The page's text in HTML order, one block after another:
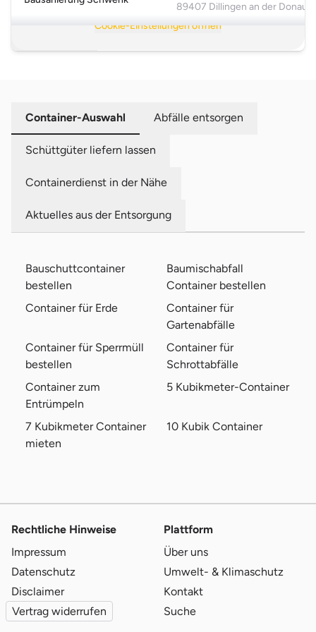
anzuzeigen.
Cookie-Einstellungen öffnen
89407 Dillingen an der Donau
Container-Auswahl Abfälle entsorgen
Schüttgüter liefern lassen
Containerdienst in der Nähe
Aktuelles aus der Entsorgung
Bauschuttcontainer
bestellen
Baumischabfall
Container bestellen
Container für Erde
Container für
Gartenabfälle
Container für Sperrmüll
bestellen
Container für
Schrottabfälle
Container zum
Entrümpeln
5 Kubikmeter-Container
7 Kubikmeter Container
mieten
10 Kubik Container
Rechtliche Hinweise
Impressum
Datenschutz
Disclaimer
Vertrag widerrufen
Plattform
Über uns
Umwelt- & Klimaschutz
Kontakt
Suche